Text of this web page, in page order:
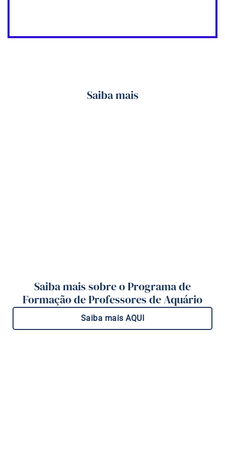
Saiba mais
Saiba mais sobre o Programa de
Formação de Professores de Aquário
Saiba mais AQUI